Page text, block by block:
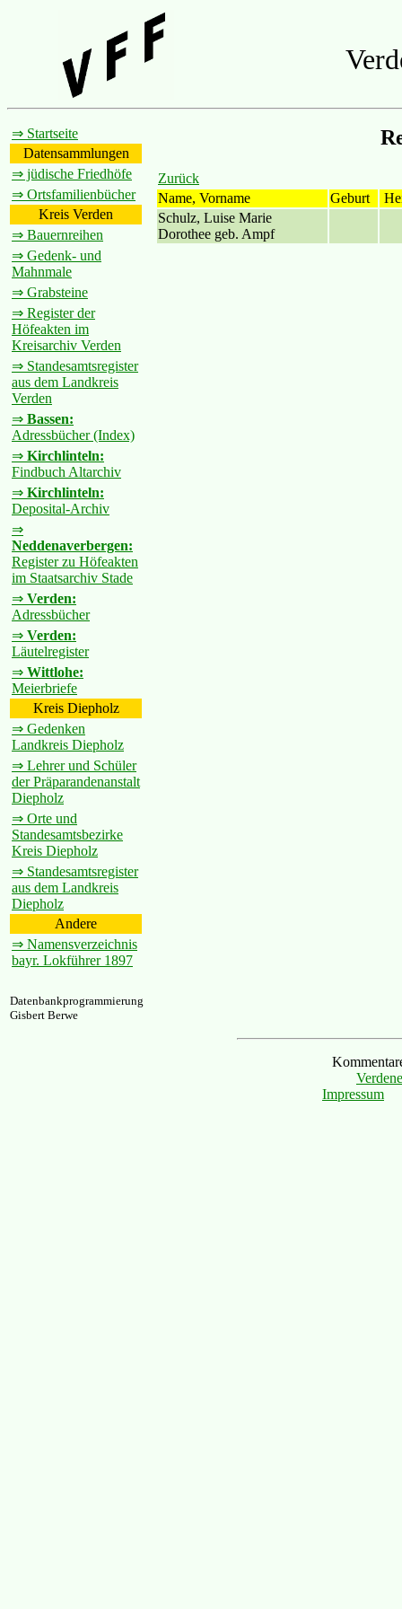
⇒ Startseite
Datensammlungen
⇒ jüdische Friedhöfe
⇒ Ortsfamilienbücher
Kreis Verden
⇒ Bauernreihen
⇒ Gedenk- und
Mahnmale
⇒ Grabsteine
⇒ Register der
Höfeakten im
Kreisarchiv Verden
⇒ Standesamtsregister
aus dem Landkreis
Verden
⇒ Bassen:
Adressbücher (Index)
⇒ Kirchlinteln:
Findbuch Altarchiv
⇒ Kirchlinteln:
Deposital-Archiv
⇒
Neddenaverbergen:
Register zu Höfeakten
im Staatsarchiv Stade
⇒ Verden:
Adressbücher
⇒ Verden:
Läutelregister
⇒ Wittlohe:
Meierbriefe
Kreis Diepholz
⇒ Gedenken
Landkreis Diepholz
⇒ Lehrer und Schüler
der Präparandenanstalt
Diepholz
⇒ Orte und
Standesamtsbezirke
Kreis Diepholz
⇒ Standesamtsregister
aus dem Landkreis
Diepholz
Andere
⇒ Namensverzeichnis
bayr. Lokführer 1897
Zurück
Name, Vorname
Geburt
Schulz, Luise Marie
Dorothee geb. Ampf
Datenbankprogrammierung
Gisbert Berwe
Impressum